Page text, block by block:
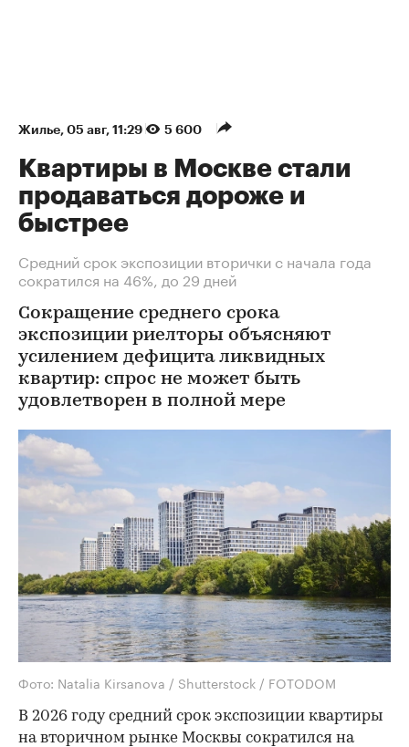
Жилье⁠, 05 авг, 11:29 5 600
Квартиры в Москве стали
продаваться дороже и
быстрее
Средний срок экспозиции вторички с начала года
сократился на 46%, до 29 дней
Сокращение среднего срока
экспозиции риелторы объясняют
усилением дефицита ликвидных
квартир: спрос не может быть
удовлетворен в полной мере
Фото: Natalia Kirsanova / Shutterstock / FOTODOM
В 2026 году средний срок экспозиции квартиры
на вторичном рынке Москвы сократился на